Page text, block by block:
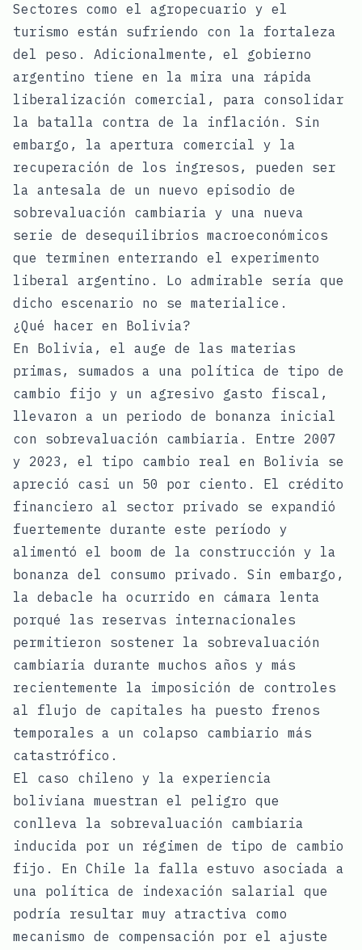
Sectores como el agropecuario y el
turismo están sufriendo con la fortaleza
del peso. Adicionalmente, el gobierno
argentino tiene en la mira una rápida
liberalización comercial, para consolidar
la batalla contra de la inflación. Sin
embargo, la apertura comercial y la
recuperación de los ingresos, pueden ser
la antesala de un nuevo episodio de
sobrevaluación cambiaria y una nueva
serie de desequilibrios macroeconómicos
que terminen enterrando el experimento
liberal argentino. Lo admirable sería que
dicho escenario no se materialice.
¿Qué hacer en Bolivia?
En Bolivia, el auge de las materias
primas, sumados a una política de tipo de
cambio fijo y un agresivo gasto fiscal,
llevaron a un periodo de bonanza inicial
con sobrevaluación cambiaria. Entre 2007
y 2023, el tipo cambio real en Bolivia se
apreció casi un 50 por ciento. El crédito
financiero al sector privado se expandió
fuertemente durante este período y
alimentó el boom de la construcción y la
bonanza del consumo privado. Sin embargo,
la debacle ha ocurrido en cámara lenta
porqué las reservas internacionales
permitieron sostener la sobrevaluación
cambiaria durante muchos años y más
recientemente la imposición de controles
al flujo de capitales ha puesto frenos
temporales a un colapso cambiario más
catastrófico.
El caso chileno y la experiencia
boliviana muestran el peligro que
conlleva la sobrevaluación cambiaria
inducida por un régimen de tipo de cambio
fijo. En Chile la falla estuvo asociada a
una política de indexación salarial que
podría resultar muy atractiva como
mecanismo de compensación por el ajuste